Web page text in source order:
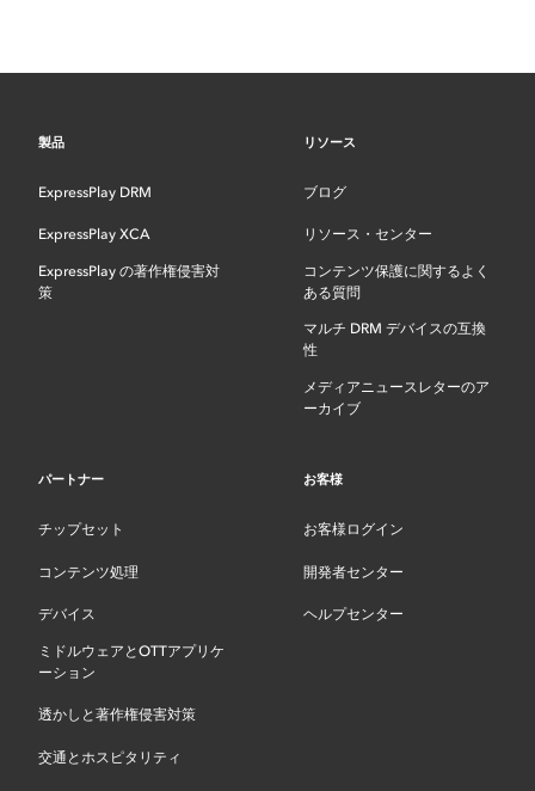
製品
ExpressPlay DRM
ExpressPlay XCA
ExpressPlay の著作権侵害対
策
リソース
ブログ
リソース・センター
コンテンツ保護に関するよく
ある質問
マルチ DRM デバイスの互換
性
メディアニュースレターのア
ーカイブ
パートナー
チップセット
コンテンツ処理
デバイス
ミドルウェアとOTTアプリケ
ーション
透かしと著作権侵害対策
交通とホスピタリティ
お客様
お客様ログイン
開発者センター
ヘルプセンター